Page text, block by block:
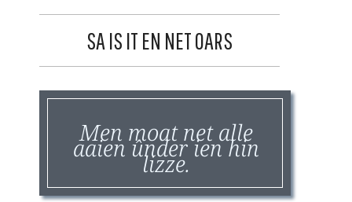
SA IS IT EN NET OARS
Men moat net alle
aaien ûnder ien hin
lizze.